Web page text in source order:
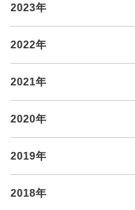
2023年
2022年
2021年
2020年
2019年
2018年